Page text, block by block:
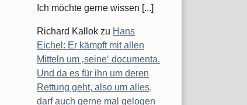
Ich möchte gerne wissen [...]
Richard Kallok zu Hans
Eichel: Er kämpft mit allen
Mitteln um ‚seine‘ documenta.
Und da es für ihn um deren
Rettung geht, also um alles,
darf auch gerne mal gelogen